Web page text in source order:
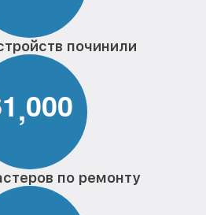
починили
1,000
по ремонту